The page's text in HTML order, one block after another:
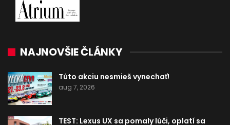
NAJNOVŠIE ČLÁNKY
Túto akciu nesmieš vynechať!
aug 7, 2026
TEST: Lexus UX sa pomaly lúči, oplatí sa